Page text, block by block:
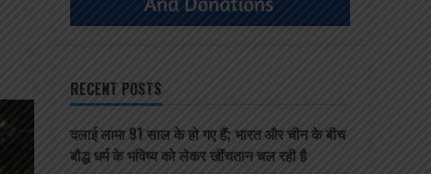
RECENT POSTS
दलाई लामा 91 साल के हो गए हैं; भारत और चीन के बीच
बौद्ध धर्म के भविष्य को लेकर खींचतान चल रही है